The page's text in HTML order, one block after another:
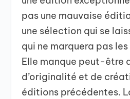
pas une mauvaise
une sélection qui se
qui ne marquera pas
Elle manque peut-être
d’originalité et de
éditions précédentes.